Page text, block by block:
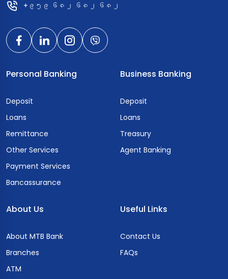
+၉၅၉ ၆၈၂ ၆၈၂ ၆၈၂
Personal Banking
Deposit
Loans
Remittance
Other Services
Payment Services
Bancassurance
Business Banking
Deposit
Loans
Treasury
Agent Banking
About Us
About MTB Bank
Branches
ATM
Useful Links
Contact Us
FAQs